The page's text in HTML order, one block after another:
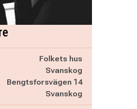
Folkets hus
Svanskog
Bengtsforsvägen 14
Svanskog